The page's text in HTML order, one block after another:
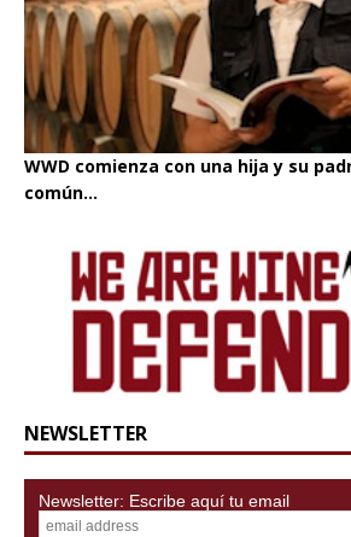
WWD comienza con una hija y su
común...
NEWSLETTER
Newsletter: Escribe aquí tu email